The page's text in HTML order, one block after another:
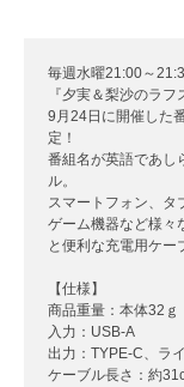
毎週水曜21:00～
『夕実＆梨沙のラフ
9月24日に開催した
定！
番組名が英語であし
ル。
スマートフォン、タ
ゲーム機器など様々
と便利な充電用ケー
【仕様】
商品重量：本体32ｇ
入力：USB-A
出力：TYPE-C、ラ
ケーブル長さ：約